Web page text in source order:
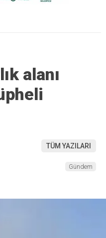
alanı
TÜM YAZILARI
Gündem